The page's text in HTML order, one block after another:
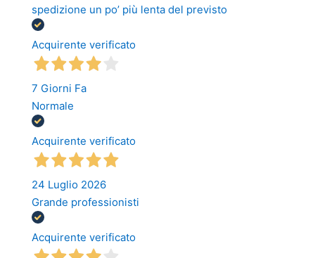
spedizione un po’ più lenta del previsto
Acquirente verificato
7 Giorni Fa
Normale
Acquirente verificato
24 Luglio 2026
Grande professionisti
Acquirente verificato